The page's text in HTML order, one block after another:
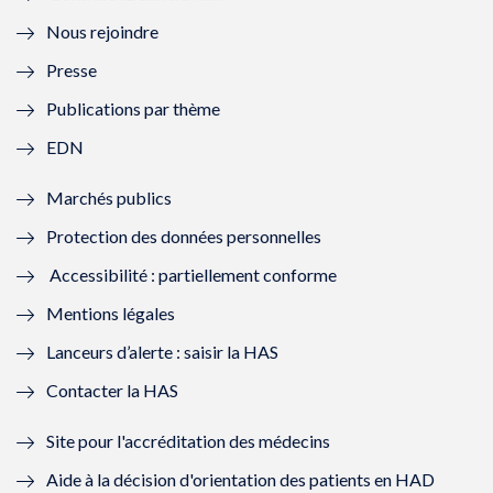
l
f
n
ê
t
r
e
)
e
n
ê
r
)
ê
t
e
ê
)
Nous rejoindre
Presse
Publications par thème
EDN
Marchés publics
Protection des données personnelles
Accessibilité : partiellement conforme
Mentions légales
Lanceurs d’alerte : saisir la HAS
Contacter la HAS
Site pour l'accréditation des médecins
Aide à la décision d'orientation des patients en HAD